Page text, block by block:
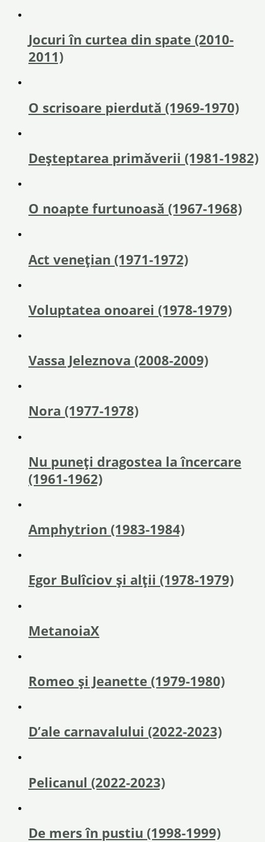
Jocuri în curtea din spate (2010-
2011)
O scrisoare pierdută (1969-1970)
Deșteptarea primăverii (1981-1982)
O noapte furtunoasă (1967-1968)
Act veneţian (1971-1972)
Voluptatea onoarei (1978-1979)
Vassa Jeleznova (2008-2009)
Nora (1977-1978)
Nu puneți dragostea la încercare
(1961-1962)
Amphytrion (1983-1984)
Egor Bulîciov și alții (1978-1979)
MetanoiaX
Romeo și Jeanette (1979-1980)
D’ale carnavalului (2022-2023)
Pelicanul (2022-2023)
De mers în pustiu (1998-1999)